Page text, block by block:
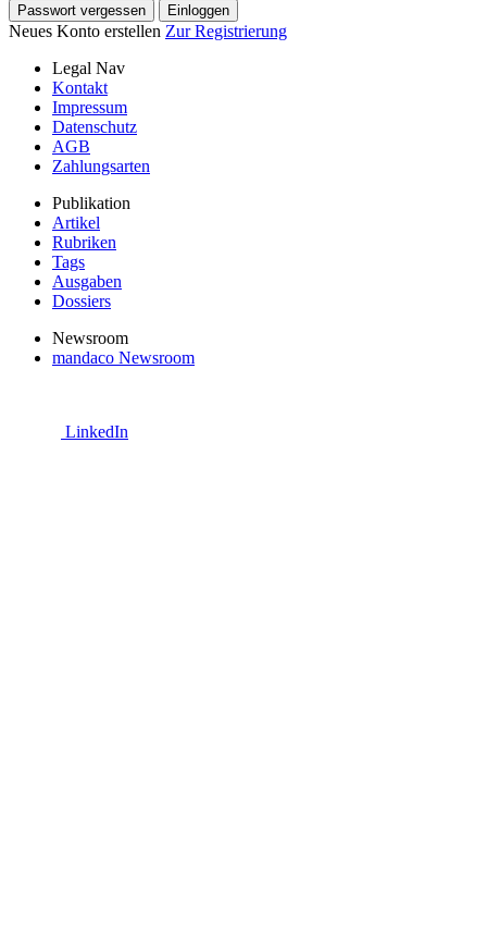
Passwort vergessen Einloggen
Neues Konto erstellen Zur Registrierung
Legal Nav
Kontakt
Impressum
Datenschutz
AGB
Zahlungsarten
Publikation
Artikel
Rubriken
Tags
Ausgaben
Dossiers
Newsroom
mandaco Newsroom
LinkedIn